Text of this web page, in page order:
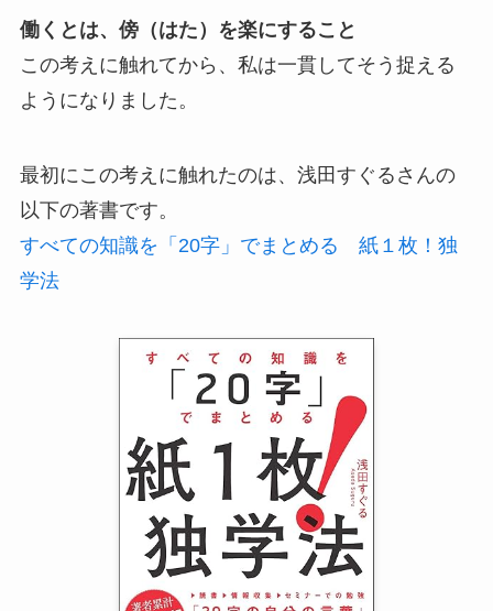
働くとは、傍（はた）を楽にすること
この考えに触れてから、私は一貫してそう捉える
ようになりました。
最初にこの考えに触れたのは、浅田すぐるさんの
以下の著書です。
すべての知識を「20字」でまとめる 紙１枚！独
学法